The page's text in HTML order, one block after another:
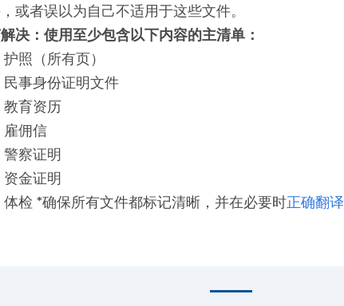
或者误以为自己不适用于这些文件。
决：使用至少包含以下内容的主清单：
护照（所有页）
民事身份证明文件
教育资历
雇佣信
警察证明
资金证明
体检 *确保所有文件都标记清晰，并在必要时正确翻译